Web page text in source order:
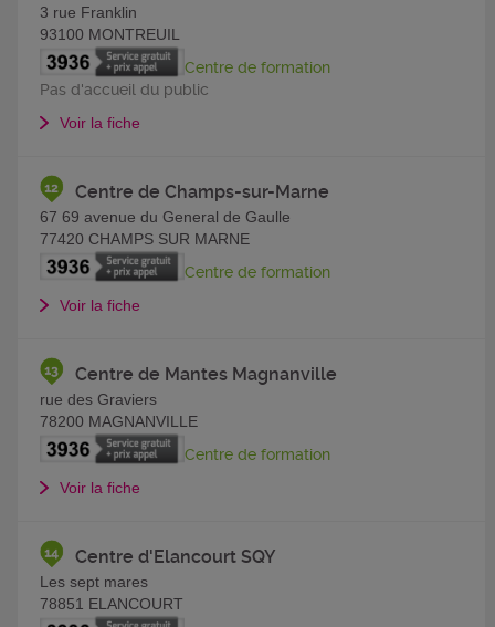
3 rue Franklin
93100 MONTREUIL
Centre de formation
Pas d'accueil du public
Voir la fiche
Centre de Champs-sur-Marne
67 69 avenue du General de Gaulle
77420 CHAMPS SUR MARNE
Centre de formation
Voir la fiche
Centre de Mantes Magnanville
rue des Graviers
78200 MAGNANVILLE
Centre de formation
Voir la fiche
Centre d'Elancourt SQY
Les sept mares
78851 ELANCOURT